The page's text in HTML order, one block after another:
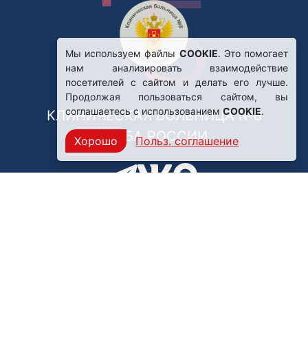
КЛИНИЧЕСКАЯ БОЛЬНИЦА №8
ФМБА РОССИИ
Мы используем файлы COOKIE. Это помогает
нам анализировать взаимодействие
посетителей с сайтом и делать его лучше.
Продолжая пользоваться сайтом, вы
соглашаетесь с использованиемCOOKIE.
Хорошо Польз. соглашение